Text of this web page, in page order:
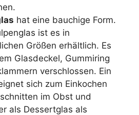
hat eine bauchige Form.
ist es in
Größen erhältlich. Es
Glasdeckel, Gummiring
verschlossen. Ein
sich zum Einkochen
im Obst und
als Dessertglas als